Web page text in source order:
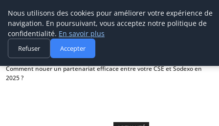
Prospection Pro
Accueil
Actualité
Comment nouer un partenariat efficace entre votre CSE et Sodexo en
2025 ?
Nous utilisons des cookies pour améliorer votre expérience de
navigation. En poursuivant, vous acceptez notre politique de
confidentialité. En savoir plus
Refuser Accepter